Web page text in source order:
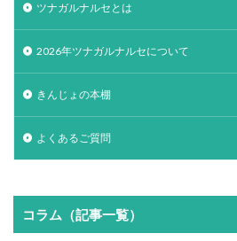
ツナガルナルセとは
2026年ツナガルナルセについて
きんじょの本棚
よくあるご質問
コラム（記事一覧）